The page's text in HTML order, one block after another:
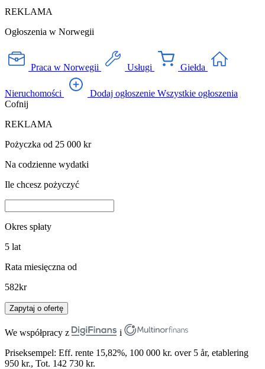
REKLAMA
Ogłoszenia w Norwegii
Praca w Norwegii Usługi Giełda
Nieruchomości Dodaj ogłoszenie Wszystkie ogłoszenia
Cofnij
REKLAMA
Pożyczka od 25 000 kr
Na codzienne wydatki
Ile chcesz pożyczyć
Okres spłaty
5 lat
Rata miesięczna od
582kr
Zapytaj o ofertę
We współpracy z
i
Priseksempel: Eff. rente 15,82%, 100 000 kr. over 5 år, etablering
950 kr., Tot. 142 730 kr.